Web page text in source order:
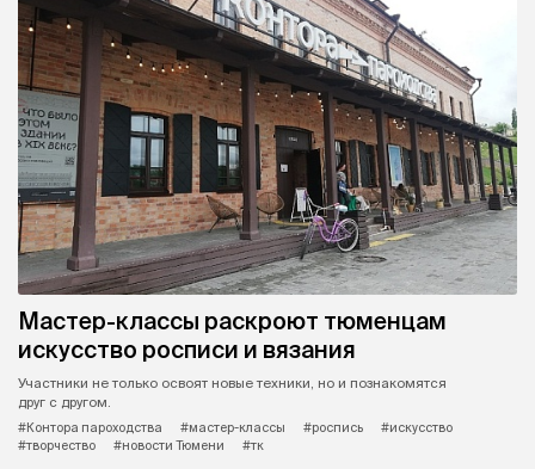
Мастер-классы раскроют тюменцам
искусство росписи и вязания
Участники не только освоят новые техники, но и познакомятся
друг с другом.
#Контора пароходства
#мастер-классы #роспись
#искусство
#творчество
#новости Тюмени #тк